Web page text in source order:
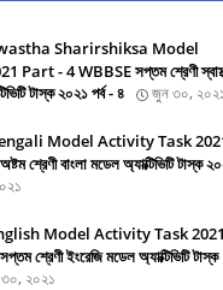
Sharirshiksa Model
- 4 WBBSE সপ্তম শ্রেণী
টাস্ক ২০২১ পর্ব - ৪
জুন ৩০,
Model Activity Task
শ্রেণী বাংলা মডেল অ্যাক্টিভিটি টাস্ক
Model Activity Task 2021
শ্রেণী ইংরেজি মডেল অ্যাক্টিভিটি টাস্ক
২০২১